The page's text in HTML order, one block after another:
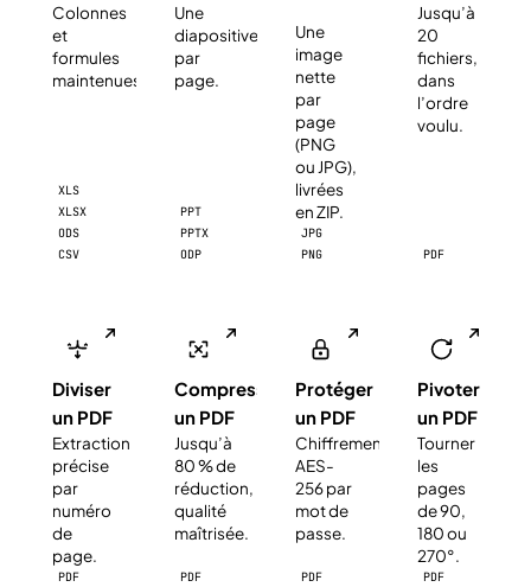
Colonnes
et
formules
maintenues.
XLS
XLSX
ODS
CSV
Une
diapositive
par
page.
PPT
PPTX
ODP
Une
image
nette
par
page
(PNG
ou JPG),
livrées
en ZIP.
JPG
PNG
Jusqu’à
20
fichiers,
dans
l’ordre
voulu.
PDF
Diviser
un PDF
Extraction
précise
par
numéro
de
page.
PDF
Compresser
un PDF
Jusqu’à
80 % de
réduction,
qualité
maîtrisée.
PDF
Protéger
un PDF
Chiffrement
AES-
256 par
mot de
passe.
PDF
Pivoter
un PDF
Tourner
les
pages
de 90,
180 ou
270°.
PDF